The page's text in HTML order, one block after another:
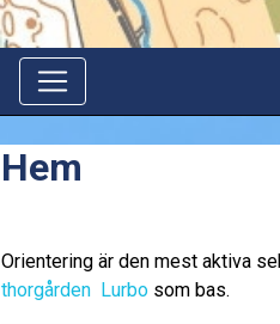
Hem
Orientering är den mest aktiva
thorgården Lurbo som bas.